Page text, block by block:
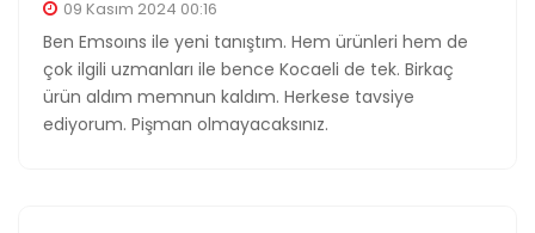
09 Kasım 2024 00:16
Ben Emsoıns ile yeni tanıştım. Hem ürünleri hem de
çok ilgili uzmanları ile bence Kocaeli de tek. Birkaç
ürün aldım memnun kaldım. Herkese tavsiye
ediyorum. Pişman olmayacaksınız.